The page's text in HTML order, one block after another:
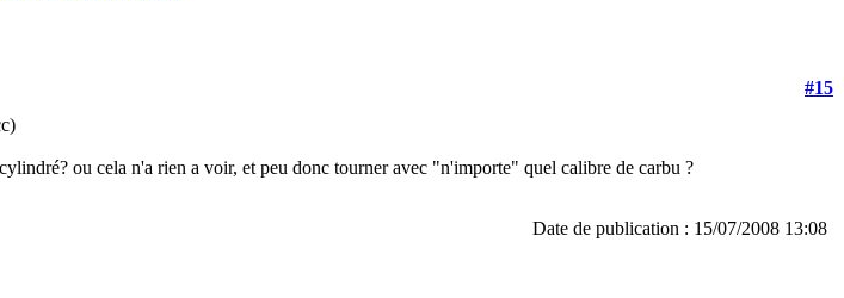
#15
ou cela n'a rien a voir, et peu donc tourner avec "n'importe" quel calibre de carbu ?
Date de publication : 15/07/2008 13:08